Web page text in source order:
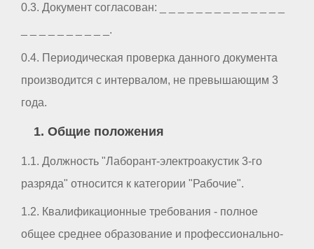
0.3. Документ согласован: _ _ _ _ _ _ _ _ _ _ _ _ _ _
_ _ _ _ _ _ _ _ _ _.
0.4. Периодическая проверка данного документа
производится с интервалом, не превышающим 3
года.
1. Общие положения
1.1. Должность "Лаборант-электроакустик 3-го
разряда" относится к категории "Рабочие".
1.2. Квалификационные требования - полное
общее среднее образование и профессионально-